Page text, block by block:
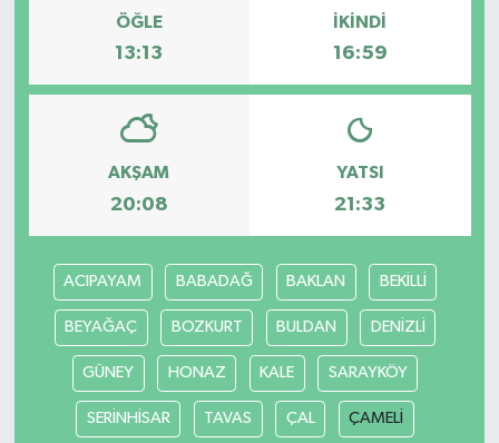
ÖĞLE
13:13
İKINDI
16:59
AKŞAM
20:08
YATSI
21:33
ACIPAYAM BABADAĞ BAKLAN BEKİLLİ
BEYAĞAÇ BOZKURT BULDAN DENİZLİ
GÜNEY HONAZ KALE SARAYKÖY
SERİNHİSAR TAVAS ÇAL ÇAMELİ
Genel